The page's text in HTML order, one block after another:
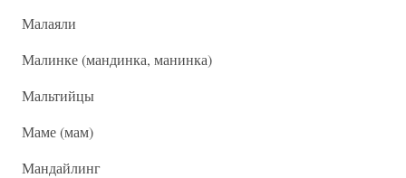
Малаяли
Малинке (мандинка, манинка)
Мальтийцы
Маме (мам)
Мандайлинг